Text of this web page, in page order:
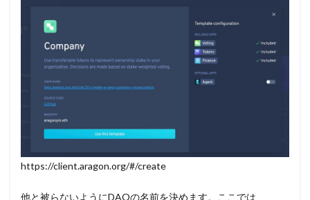
https://client.aragon.org/#/create
他と被らないようにDAOの名前を決めます。ここでは